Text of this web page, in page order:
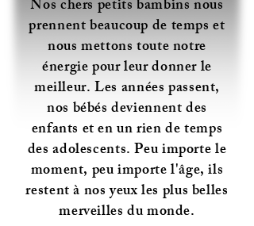
Nos chers petits bambins nous
prennent beaucoup de temps et
nous mettons toute notre
énergie pour leur donner le
meilleur. Les années passent,
nos bébés deviennent des
enfants et en un rien de temps
des adolescents. Peu importe le
moment, peu importe l'âge, ils
restent à nos yeux les plus belles
merveilles du monde.